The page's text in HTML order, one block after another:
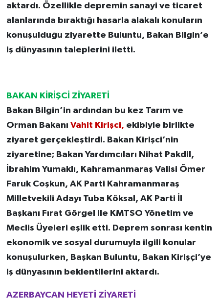
aktardı. Özellikle depremin sanayi ve ticaret
alanlarında bıraktığı hasarla alakalı konuların
konuşulduğu ziyarette Buluntu, Bakan Bilgin’e
iş dünyasının taleplerini iletti.
BAKAN KİRİŞCİ ZİYARETİ
Bakan Bilgin’in ardından bu kez Tarım ve
Orman Bakanı Vahit Kirişci, ekibiyle birlikte
ziyaret gerçekleştirdi. Bakan Kirişci’nin
ziyaretine; Bakan Yardımcıları Nihat Pakdil,
İbrahim Yumaklı, Kahramanmaraş Valisi Ömer
Faruk Coşkun, AK Parti Kahramanmaraş
Milletvekili Adayı Tuba Köksal, AK Parti İl
Başkanı Fırat Görgel ile KMTSO Yönetim ve
Meclis Üyeleri eşlik etti. Deprem sonrası kentin
ekonomik ve sosyal durumuyla ilgili konular
konuşulurken, Başkan Buluntu, Bakan Kirişçi’ye
iş dünyasının beklentilerini aktardı.
AZERBAYCAN HEYETİ ZİYARETİ